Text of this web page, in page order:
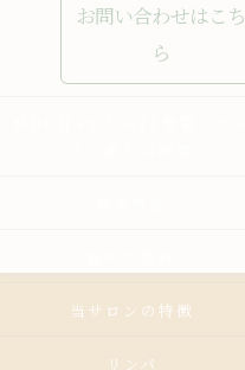
お問い合わせはこち
ら
当サロンの特徴
リンパ